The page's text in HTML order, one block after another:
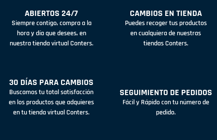
ABIERTOS 24/7
Siempre contigo, compra a la
hora y día que desees, en
nuestra tienda virtual Conters.
CAMBIOS EN TIENDA
Puedes recoger tus productos
en cualquiera de nuestras
tiendas Conters.
30 DÍAS PARA CAMBIOS
Buscamos tu total satisfacción
en los productos que adquieres
en tu tienda virtual Conters.
SEGUIMIENTO DE PEDIDOS
Fácil y Rápido con tu número de
pedido.